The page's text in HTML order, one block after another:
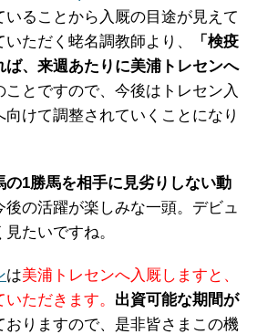
いることから入厩の目途が見えて
ただく蛯名調教師より、
「検疫
ば、来週あたりに美浦トレセンへ
ことですので、今後はトレセン入
けて調整されていくことになり
の1勝馬を相手に見劣りしない動
後の活躍が楽しみな一頭。デビュ
たいですね。
は美浦トレセンへ入厩しますと、
ただきます。 出資可能な期間が
おりますので、是非皆さまこの機